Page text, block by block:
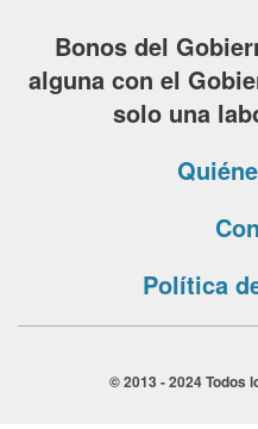
Bonos del
alguna con el
solo una
Política
© 2013 - 2024 Todos